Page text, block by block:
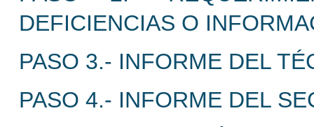
DEFICIENCIAS O
PASO 3.- INFORME DEL
PASO 4.- INFORME DEL